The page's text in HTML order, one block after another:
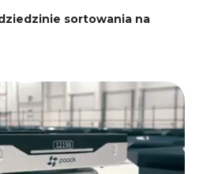
sortowania na